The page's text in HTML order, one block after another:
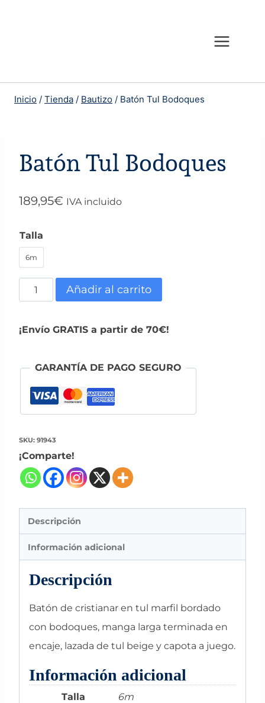
Inicio / Tienda / Bautizo / Batón Tul Bodoques
Batón Tul Bodoques
189,95€ IVA incluido
Talla
6m
Batón
Tul
Bodoques
Añadir al carrito
¡Envío GRATIS a partir de 70€!
GARANTÍA DE PAGO SEGURO
SKU: 91943
¡Comparte!
Descripción
Información adicional
Descripción
Batón de cristianar en tul marfil bordado
con bodoques, manga larga terminada en
encaje, lazada de tul beige y capota a juego.
Información adicional
Talla 6m